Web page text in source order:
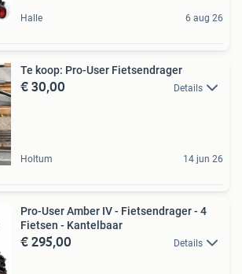
Halle 6 aug 26
Te koop: Pro-User Fietsendrager
€ 30,00 Details
Holtum 14 jun 26
Pro-User Amber IV - Fietsendrager - 4
Fietsen - Kantelbaar
€ 295,00 Details